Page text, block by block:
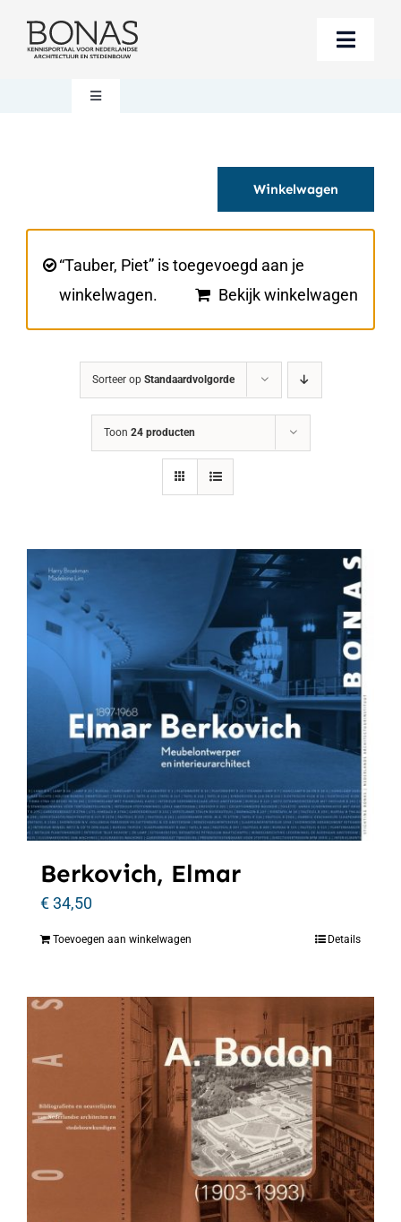
naar
Toggle
Berichten
Steun BONAS
Toggle
Winkelwagen
Winkelwagen
“Tauber, Piet” is toegevoegd aan je
winkelwagen.
Bekijk winkelwagen
Sorteer op Standaardvolgorde
Toon 24 producten
Berkovich, Elmar
€34,50
Toevoegen aan winkelwagen Details